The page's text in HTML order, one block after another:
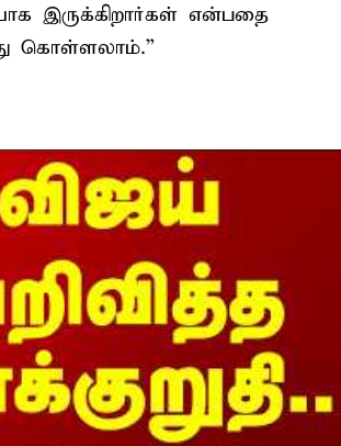
இருக்கிறார்கள் என்பதை
கொள்ளலாம்.”